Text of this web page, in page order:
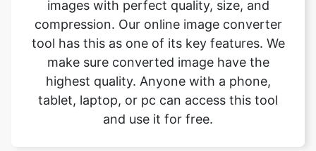
highest quality. Anyone with a phone,
tablet, laptop, or pc can access this tool
and use it for free.
Is there a charge for image